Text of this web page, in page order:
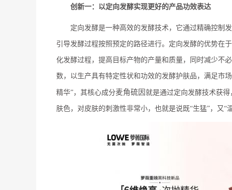
创新一：以定向发酵实现更好的产品功效表达
定向发酵是一种高效的发酵技术，它通过精确控制
引导发酵过程按照预定的路径进行。定向发酵的优势在
化发酵过程，提高目标产物的产量和质量，同时减少不
数，以生产具有特定性状和功效的发酵护肤品，满足市场
精华”，其核心成分麦角硫因 就是通过定向发酵技术获得
肤色，对皮肤的刺激性非常小，也就是说既“生猛”，又“